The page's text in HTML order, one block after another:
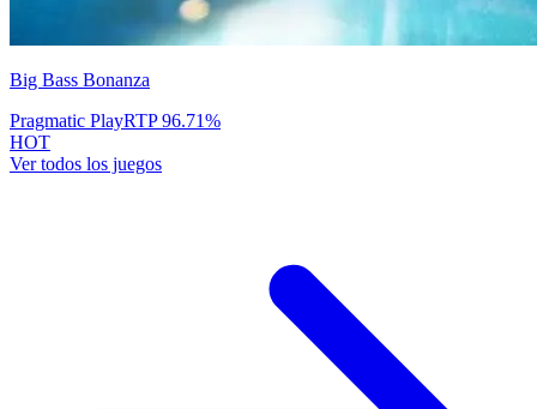
Big Bass Bonanza
Pragmatic PlayRTP96.71%
HOT
Ver todos los juegos